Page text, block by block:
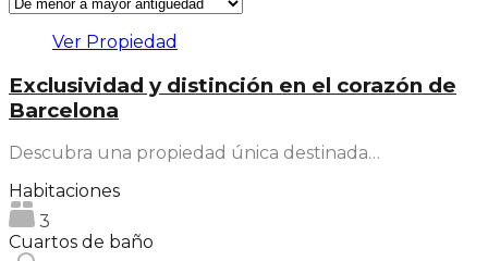
Ver Propiedad
Exclusividad y distinción en el corazón de
Barcelona
Descubra una propiedad única destinada…
Habitaciones
3
Cuartos de baño